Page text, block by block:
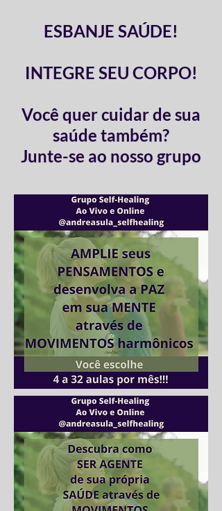
ESBANJE SAÚDE!
INTEGRE SEU CORPO!
Você quer cuidar de sua
saúde também?
Junte-se ao nosso grupo